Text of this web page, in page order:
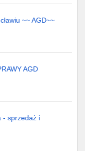
~~ AGD~~
AGD
- sprzedaż i